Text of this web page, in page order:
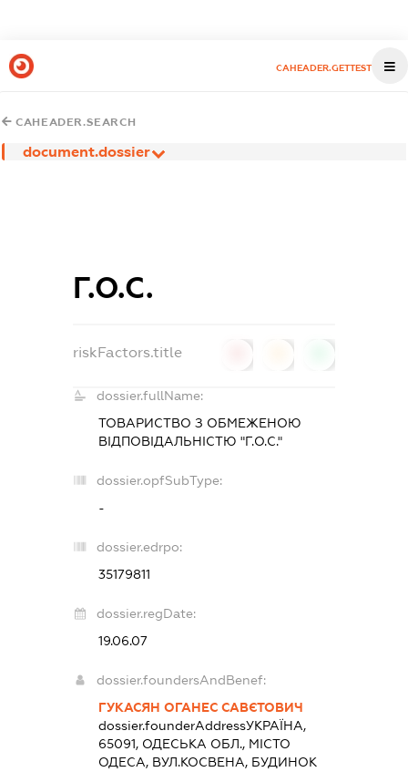
CAHEADER.GETTEST
CAHEADER.SEARCH
document.dossier
Г.О.С.
riskFactors.title
dossier.fullName:
ТОВАРИСТВО З ОБМЕЖЕНОЮ
ВІДПОВІДАЛЬНІСТЮ "Г.О.С."
dossier.opfSubType:
-
dossier.edrpo:
35179811
dossier.regDate:
19.06.07
dossier.foundersAndBenef:
ГУКАСЯН ОГАНЕС САВЄТОВИЧ
dossier.founderAddressУКРАЇНА,
65091, ОДЕСЬКА ОБЛ., МІСТО
ОДЕСА, ВУЛ.КОСВЕНА, БУДИНОК